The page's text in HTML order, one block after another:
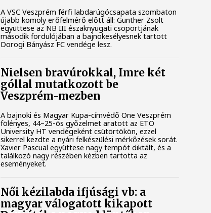
A VSC Veszprém férfi labdarúgócsapata szombaton
újabb komoly erőfelmérő előtt áll: Gunther Zsolt
együttese az NB III északnyugati csoportjának
második fordulójában a bajnokesélyesnek tartott
Dorogi Bányász FC vendége lesz.
Nielsen bravúrokkal, Imre két
góllal mutatkozott be
Veszprém-mezben
A bajnoki és Magyar Kupa-címvédő One Veszprém
fölényes, 44–25-ös győzelmet aratott az ETO
University HT vendégeként csütörtökön, ezzel
sikerrel kezdte a nyári felkészülési mérkőzések sorát.
Xavier Pascual együttese nagy tempót diktált, és a
találkozó nagy részében kézben tartotta az
eseményeket.
Női kézilabda ifjúsági vb: a
magyar válogatott kikapott